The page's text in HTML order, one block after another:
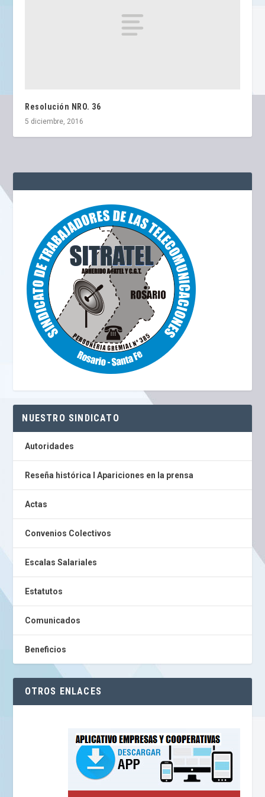
Resolución NRO. 36
5 diciembre, 2016
NUESTRO SINDICATO
Autoridades
Reseña histórica I Apariciones en la prensa
Actas
Convenios Colectivos
Escalas Salariales
Estatutos
Comunicados
Beneficios
OTROS ENLACES